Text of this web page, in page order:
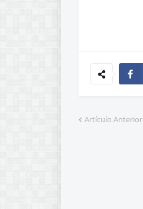
Artículo Anterior